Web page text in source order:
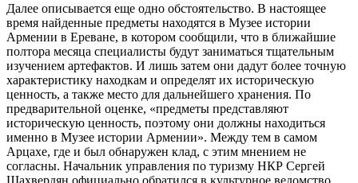
Далее описывается еще одно обстоятельство. В настоящее
время найденные предметы находятся в Музее истории
Армении в Ереване, в котором сообщили, что в ближайшие
полтора месяца специалисты будут заниматься тщательным
изучением артефактов. И лишь затем они дадут более точную
характеристику находкам и определят их историческую
ценность, а также место для дальнейшего хранения. По
предварительной оценке, «предметы представляют
историческую ценность, поэтому они должны находиться
именно в Музее истории Армении». Между тем в самом
Арцахе, где и был обнаружен клад, с этим мнением не
согласны. Начальник управления по туризму НКР Сергей
Шахвердян официально обратился в культурное ведомство